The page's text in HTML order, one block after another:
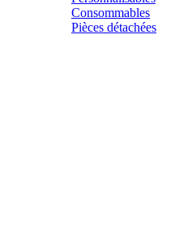
Consommables
Pièces détachées